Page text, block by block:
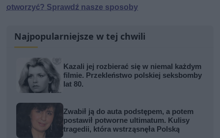
otworzyć? Sprawdź nasze sposoby
Najpopularniejsze w tej chwili
Kazali jej rozbierać się w niemal każdym
filmie. Przekleństwo polskiej seksbomby
lat 80.
Zwabił ją do auta podstępem, a potem
postawił potworne ultimatum. Kulisy
tragedii, która wstrząsnęła Polską